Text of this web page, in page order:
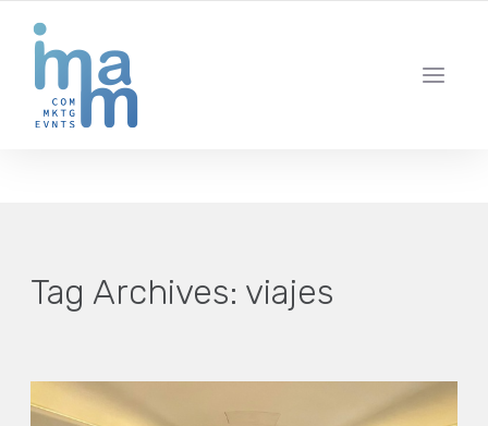
IBIZA · MADRID · BARCELONA
Tag Archives: viajes